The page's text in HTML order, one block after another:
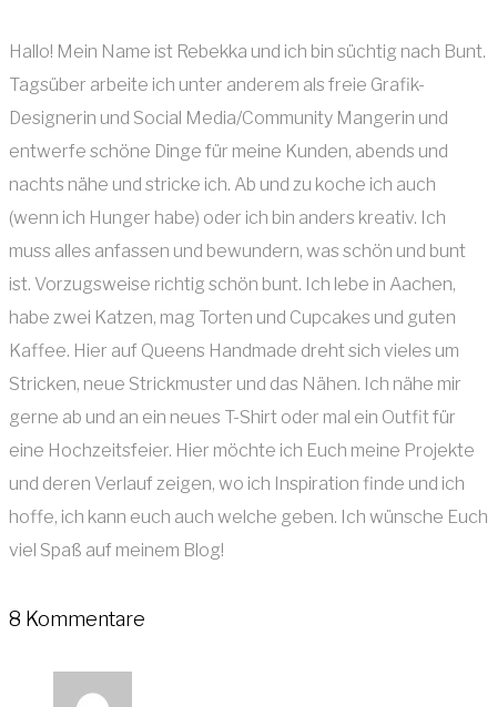
Hallo! Mein Name ist Rebekka und ich bin süchtig nach Bunt.
Tagsüber arbeite ich unter anderem als freie Grafik-
Designerin und Social Media/Community Mangerin und
entwerfe schöne Dinge für meine Kunden, abends und
nachts nähe und stricke ich. Ab und zu koche ich auch
(wenn ich Hunger habe) oder ich bin anders kreativ. Ich
muss alles anfassen und bewundern, was schön und bunt
ist. Vorzugsweise richtig schön bunt. Ich lebe in Aachen,
habe zwei Katzen, mag Torten und Cupcakes und guten
Kaffee. Hier auf Queens Handmade dreht sich vieles um
Stricken, neue Strickmuster und das Nähen. Ich nähe mir
gerne ab und an ein neues T-Shirt oder mal ein Outfit für
eine Hochzeitsfeier. Hier möchte ich Euch meine Projekte
und deren Verlauf zeigen, wo ich Inspiration finde und ich
hoffe, ich kann euch auch welche geben. Ich wünsche Euch
viel Spaß auf meinem Blog!
8 Kommentare